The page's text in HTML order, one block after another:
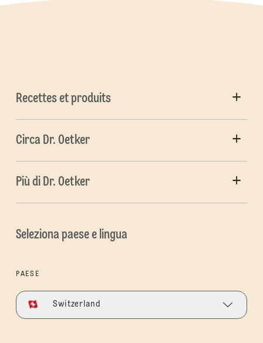
Recettes et produits
Circa Dr. Oetker
Più di Dr. Oetker
Seleziona paese e lingua
PAESE
Switzerland